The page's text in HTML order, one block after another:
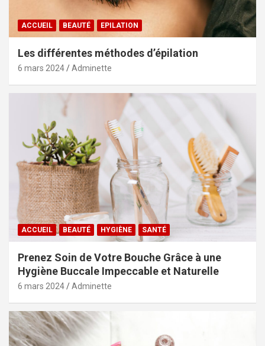
ACCUEIL BEAUTÉ EPILATION
Les différentes méthodes d’épilation
6 mars 2024 Adminette
ACCUEIL BEAUTÉ HYGIÈNE SANTÉ
Prenez Soin de Votre Bouche Grâce à une
Hygiène Buccale Impeccable et Naturelle
6 mars 2024 Adminette